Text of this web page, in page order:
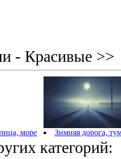
- Красивые >>
море Зимняя дорога,
категорий: